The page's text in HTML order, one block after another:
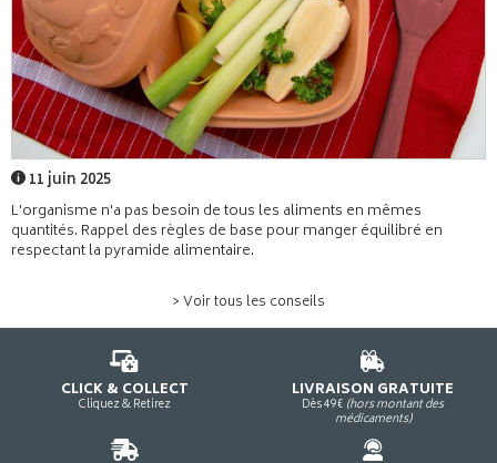
11 juin 2025
L'organisme n'a pas besoin de tous les aliments en mêmes
quantités. Rappel des règles de base pour manger équilibré en
respectant la pyramide alimentaire.
> Voir tous les conseils
CLICK & COLLECT
Cliquez & Retirez
LIVRAISON GRATUITE
Dès 49€ (hors montant des
médicaments)